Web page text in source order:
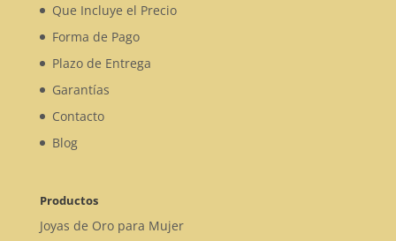
Que Incluye el Precio
Forma de Pago
Plazo de Entrega
Garantías
Contacto
Blog
Productos
Joyas de Oro para Mujer